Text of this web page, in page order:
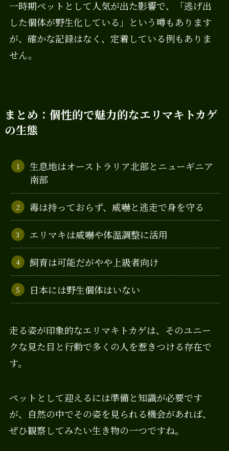
一時期ペットとして人気が出た影響で、「逃げ出
した個体が野生化している」という噂もあります
が、確かな記録はなく、定着している例もありま
せん。
まとめ：個性的で魅力的なエリマキトカゲ
の生態
生息地はオーストラリア北部とニューギニア
南部
毒は持っておらず、威嚇と逃走で身を守る
エリマキは威嚇や体温調整に活用
飼育は可能だがやや上級者向け
日本には野生個体はいない
走る姿が印象的なエリマキトカゲは、そのユニー
クな見た目と行動で多くの人を惹きつける存在で
す。
ペットとして迎えるには準備と知識が必要です
が、自然の中でその姿を見られる機会があれば、
ぜひ観察してみたい生き物の一つですね。